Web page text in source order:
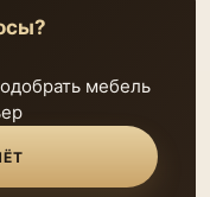
мебель